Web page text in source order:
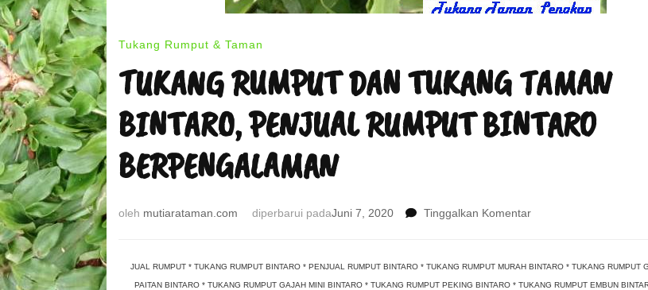
Tukang Rumput & Taman
TUKANG RUMPUT DAN TUKANG TAMAN
BINTARO, PENJUAL RUMPUT BINTARO
BERPENGALAMAN
oleh mutiarataman.com diperbarui padaJuni 7, 2020 Tinggalkan Komentarpada
DAN
JUAL RUMPUT * TUKANG RUMPUT BINTARO * PENJUAL RUMPUT BINTARO * TUKANG RUMPUT MURAH BINTARO * TUKANG RUMPUT
PAITAN BINTARO * TUKANG RUMPUT GAJAH MINI BINTARO * TUKANG RUMPUT PEKING BINTARO * TUKANG RUMPUT EMBUN